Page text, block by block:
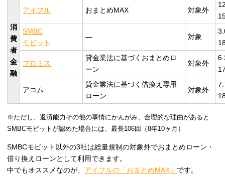
消
費
者
金
融
アイフル おまとめMAX 対象外
SMBC
モビット
― 対象
プロミス
貸金業法に基づくおまとめロ
ーン
対象外
アコム
貸金業法に基づく借換え専用
ローン
対象外
※ただし、返済能力その他の事情にかんがみ、合理的な理由があると
SMBCモビットが認めた場合には、最長106回（8年10ヶ月）
SMBCモビット以外の3社は総量規制の対象外でおまとめローン・
借り換えローンとして利用できます。
中でもオススメなのが、 アイフルの「おまとめMAX」 です。